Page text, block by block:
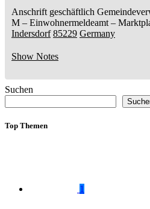
Anschrift geschäftlich
M – Einwohnermeldeamt –
Indersdorf 85229 Germany
Show Notes
Suchen
Top Themen
1